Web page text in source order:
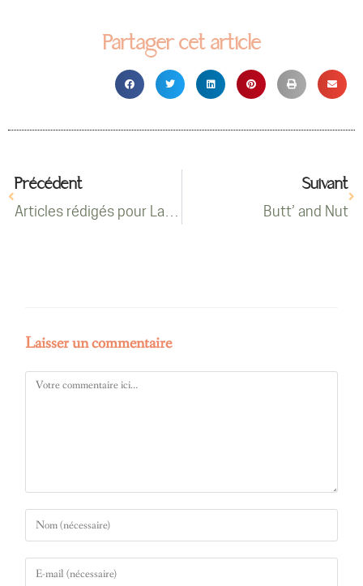
Partager cet article
Précédent
Articles rédigés pour La Vie Claire
Suivant
Butt’ and Nut
Laisser un commentaire